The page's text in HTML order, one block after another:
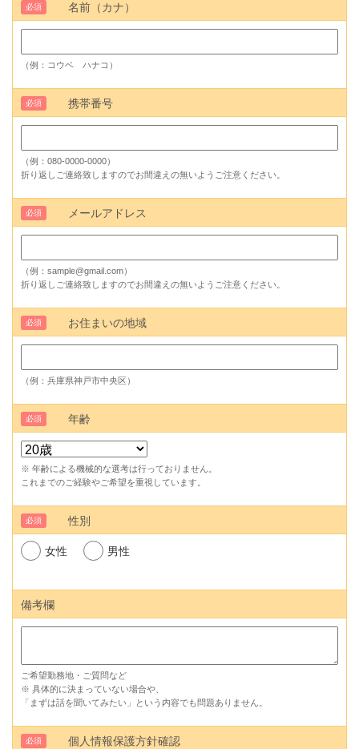
名前（カナ）
必須
（例：コウベ ハナコ）
携帯番号
必須
（例：080-0000-0000）
折り返しご連絡致しますのでお間違えの無いようご注意ください。
メールアドレス
必須
（例：sample@gmail.com）
折り返しご連絡致しますのでお間違えの無いようご注意ください。
お住まいの地域
必須
（例：兵庫県神戸市中央区）
年齢
必須
※ 年齢による機械的な選考は行っておりません。
これまでのご経験やご希望を重視しています。
性別
必須
女性 男性
備考欄
ご希望勤務地・ご質問など
※ 具体的に決まっていない場合や、
「まずは話を聞いてみたい」という内容でも問題ありません。
個人情報保護方針確認
必須